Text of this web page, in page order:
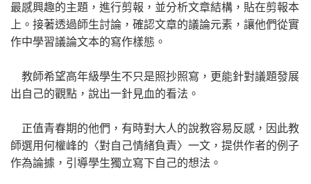
最感興趣的主題，進行剪報，並分析文章結構，貼在剪報本
上。接著透過師生討論，確認文章的議論元素，讓他們從實
作中學習議論文本的寫作樣態。
教師希望高年級學生不只是照抄照寫，更能針對議題發展
出自己的觀點，說出一針見血的看法。
正值青春期的他們，有時對大人的說教容易反感，因此教
師選用何權峰的〈對自己情緒負責〉一文，提供作者的例子
作為論據，引導學生獨立寫下自己的想法。